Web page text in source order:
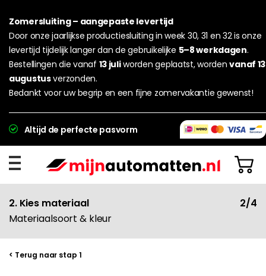
Zomersluiting – aangepaste levertijd
Door onze jaarlijkse productiesluiting in week 30, 31 en 32 is onze
levertijd tijdelijk langer dan de gebruikelijke 5–8 werkdagen.
Bestellingen die vanaf 13 juliworden geplaatst, wordenvanaf 13
augustusverzonden.
Bedankt voor uw begrip en een fijne zomervakantie gewenst!
Altijd de perfecte pasvorm
2. Kies materiaal
Materiaalsoort & kleur
2/4
< Terug naar stap 1